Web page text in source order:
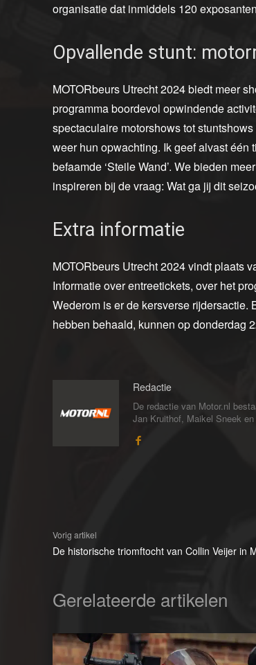
organisatie dat inmiddels 120
Opvallende stunt:
MOTORbeurs Utrecht 2024 biedt meer
programma boordevol opwindende
spectaculaire motorshows tot
weer hun opwachting. Ik geef alvast
befaamde ‘Steile Wand’. We bieden
inspireren bij de vraag: Wat ga jij dit
Extra informatie
MOTORbeurs Utrecht 2024 vindt plaats
Informatie over entreetickets, over het
Wederom is er de kersverse
hebben behaald, kunnen op donderdag
Redactie
De redactie van Motor.nl
Jan Kruithof, Maikel Sneek
Vorig artikel
De historische triomftocht van Collin Veijer in
Gerelateerde artikelen